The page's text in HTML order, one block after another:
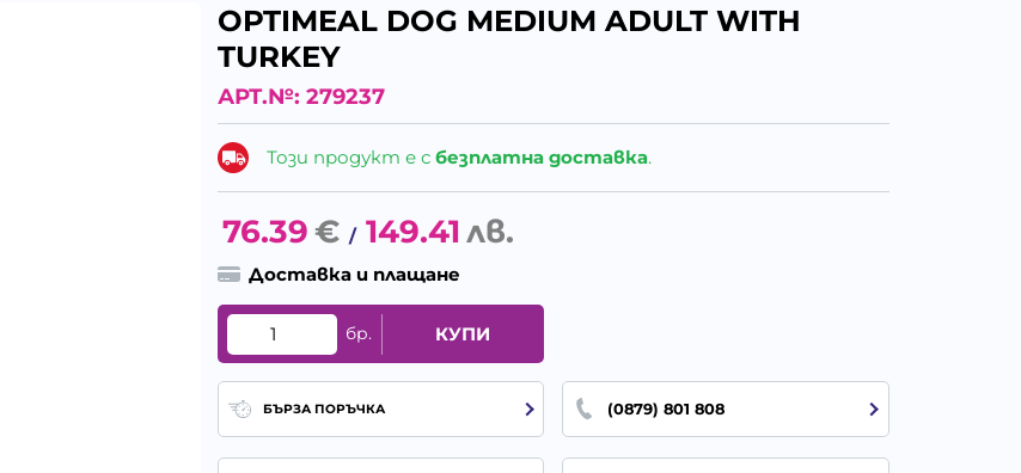
OPTIMEAL DOG MEDIUM ADULT WITH
TURKEY
АРТ.№: 279237
Този продукт е сбезплатна доставка.
76.39€ / 149.41лв.
Доставка и плащане
бр. КУПИ
БЪРЗА ПОРЪЧКА (0879) 801 808